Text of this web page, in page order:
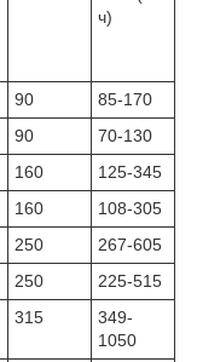
ч)
90
85-170
90
70-130
160
125-345
160
108-305
250
267-605
250
225-515
315
349-
1050